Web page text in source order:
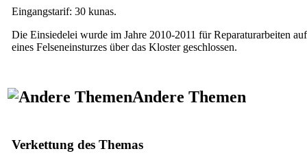
Eingangstarif: 30 kunas.
Die Einsiedelei wurde im Jahre 2010-2011 für Reparaturarbeiten
eines Felseneinsturzes über das Kloster geschlossen.
Andere Themen
Verkettung des Themas